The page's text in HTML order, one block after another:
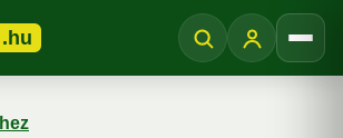
.hu